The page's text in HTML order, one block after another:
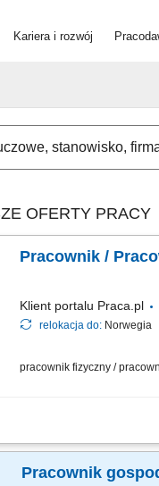
Kariera i rozwój
OFERTY PRACY
Pracownik /
Klient portalu Praca.pl
relokacja do: Norwegia
pracownik fizyczny /
Montaż systemów
Pracownik